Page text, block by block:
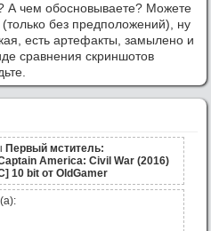
А чем обосновываете? Можете
(только без предположений), ну
есть артефакты, замылено и
сравнения скриншотов
Первый мститель:
America: Civil War (2016)
10 bit от OldGamer